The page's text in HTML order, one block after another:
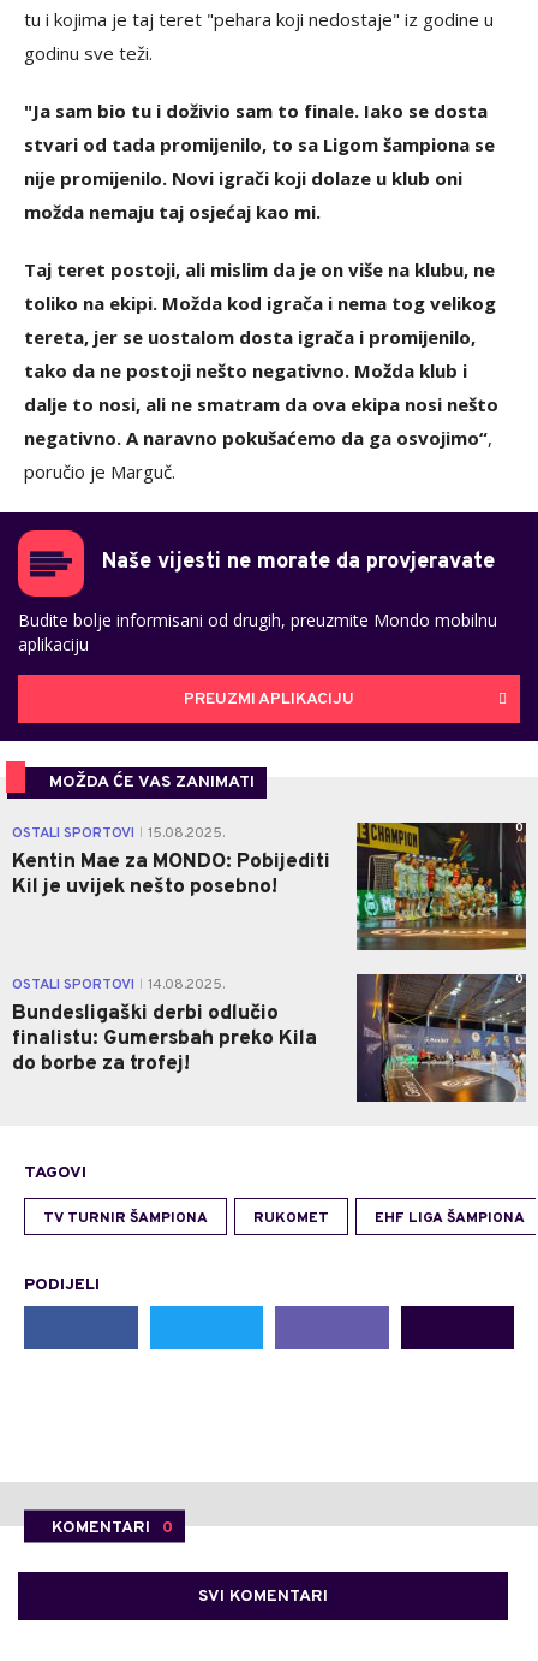
tu i kojima je taj teret "pehara koji nedostaje" iz godine u
godinu sve teži.
"Ja sam bio tu i doživio sam to finale. Iako se dosta
stvari od tada promijenilo, to sa Ligom šampiona se
nije promijenilo. Novi igrači koji dolaze u klub oni
možda nemaju taj osjećaj kao mi.
Taj teret postoji, ali mislim da je on više na klubu, ne
toliko na ekipi. Možda kod igrača i nema tog velikog
tereta, jer se uostalom dosta igrača i promijenilo,
tako da ne postoji nešto negativno. Možda klub i
dalje to nosi, ali ne smatram da ova ekipa nosi nešto
negativno. A naravno pokušaćemo da ga osvojimo“,
poručio je Marguč.
Naše vijesti ne morate da provjeravate
Budite bolje informisani od drugih, preuzmite Mondo mobilnu
aplikaciju
PREUZMI APLIKACIJU
MOŽDA ĆE VAS ZANIMATI
OSTALI SPORTOVI 15.08.2025.
Kentin Mae za MONDO: Pobijediti
Kil je uvijek nešto posebno!
0
OSTALI SPORTOVI 14.08.2025.
Bundesligaški derbi odlučio
finalistu: Gumersbah preko Kila
do borbe za trofej!
0
TAGOVI
TV TURNIR ŠAMPIONA RUKOMET EHF LIGA ŠAMPIONA
PODIJELI
KOMENTARI 0
SVI KOMENTARI